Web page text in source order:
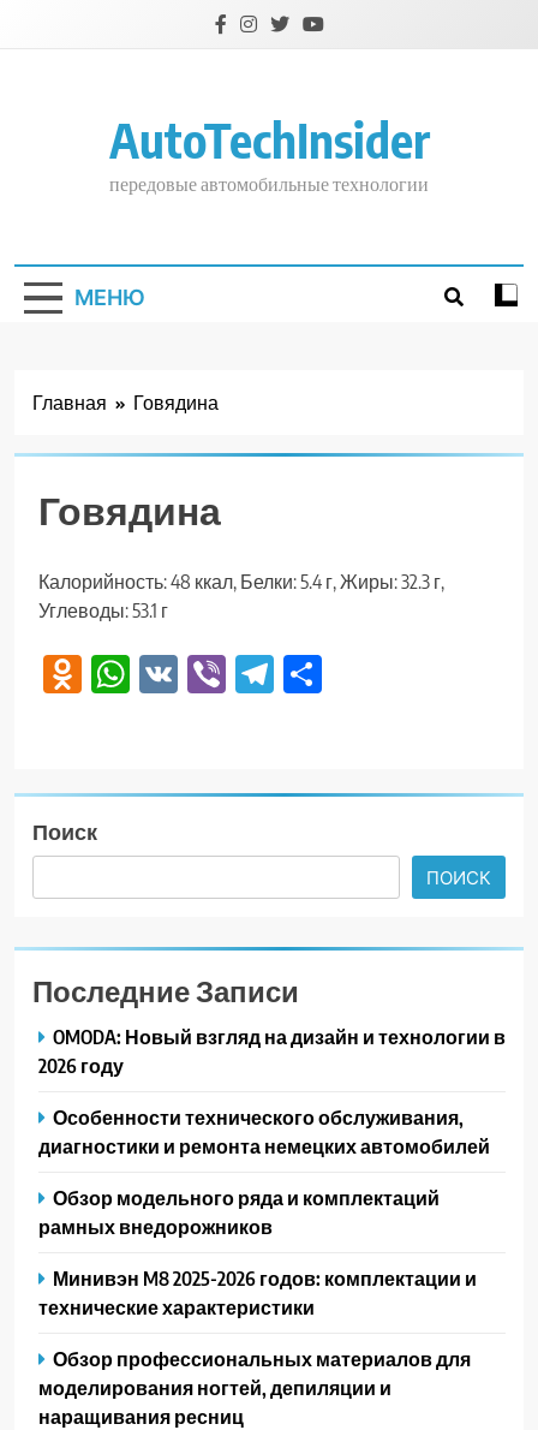
AutoTechInsider
передовые автомобильные технологии
МЕНЮ
Главная Говядина
Говядина
Калорийность: 48 ккал, Белки: 5.4 г, Жиры: 32.3 г,
Углеводы: 53.1 г
Odnoklassniki
WhatsApp
VK ViberTelegram
Поиск
ПОИСК
Последние Записи
OMODA: Новый взгляд на дизайн и технологии в
2026 году
Особенности технического обслуживания,
диагностики и ремонта немецких автомобилей
Обзор модельного ряда и комплектаций
рамных внедорожников
Минивэн M8 2025-2026 годов: комплектации и
технические характеристики
Обзор профессиональных материалов для
моделирования ногтей, депиляции и
наращивания ресниц